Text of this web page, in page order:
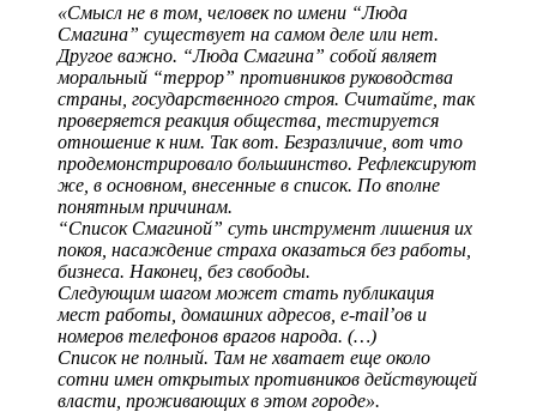
«Смысл не в том, человек по имени “Люда
Смагина” существует на самом деле или нет.
Другое важно. “Люда Смагина” собой являет
моральный “террор” противников руководства
страны, государственного строя. Считайте, так
проверяется реакция общества, тестируется
отношение к ним. Так вот. Безразличие, вот что
продемонстрировало большинство. Рефлексируют
же, в основном, внесенные в список. По вполне
понятным причинам.
“Список Смагиной” суть инструмент лишения их
покоя, насаждение страха оказаться без работы,
бизнеса. Наконец, без свободы.
Следующим шагом может стать публикация
мест работы, домашних адресов, e-mail’ов и
номеров телефонов врагов народа. (…)
Список не полный. Там не хватает еще около
сотни имен открытых противников действующей
власти, проживающих в этом городе».